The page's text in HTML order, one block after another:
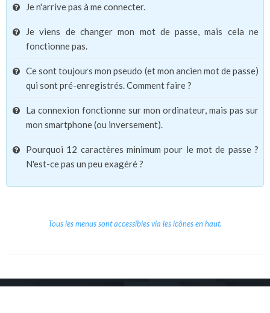
Je n'arrive pas à me connecter.
Je viens de changer mon mot de passe, mais cela ne
fonctionne pas.
Ce sont toujours mon pseudo (et mon ancien mot de passe)
qui sont pré-enregistrés. Comment faire ?
La connexion fonctionne sur mon ordinateur, mais pas sur
mon smartphone (ou inversement).
Pourquoi 12 caractères minimum pour le mot de passe ?
N'est-ce pas un peu exagéré ?
Tous les menus sont accessibles via les icônes en haut.